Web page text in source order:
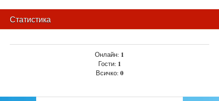
Статистика
Онлайн: 1
Гости: 1
Всичко: 0